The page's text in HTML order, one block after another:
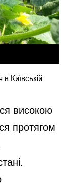
Київській
високою
протягом